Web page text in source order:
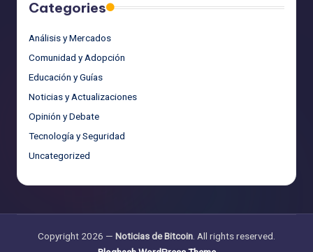
Categories
Análisis y Mercados
Comunidad y Adopción
Educación y Guías
Noticias y Actualizaciones
Opinión y Debate
Tecnología y Seguridad
Uncategorized
Copyright 2026 — Noticias de Bitcoin . All rights reserved.